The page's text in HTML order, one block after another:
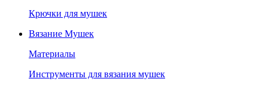
Крючки для мушек
Вязание Мушек
Материалы
Инструменты для вязания мушек